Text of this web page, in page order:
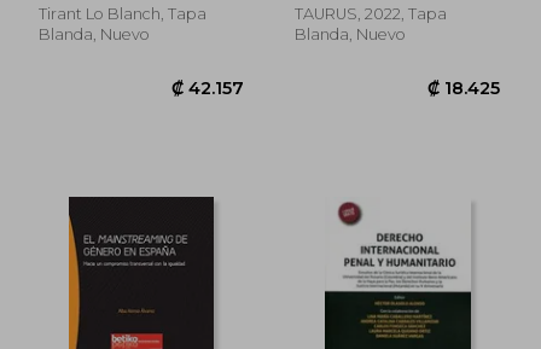
Tirant Lo Blanch, Tapa
Blanda, Nuevo
TAURUS, 2022, Tapa
Blanda, Nuevo